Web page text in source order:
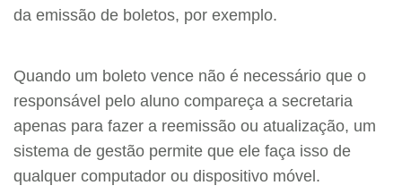
da emissão de boletos, por exemplo.
Quando um boleto vence não é necessário que o
responsável pelo aluno compareça a secretaria
apenas para fazer a reemissão ou atualização, um
sistema de gestão permite que ele faça isso de
qualquer computador ou dispositivo móvel.